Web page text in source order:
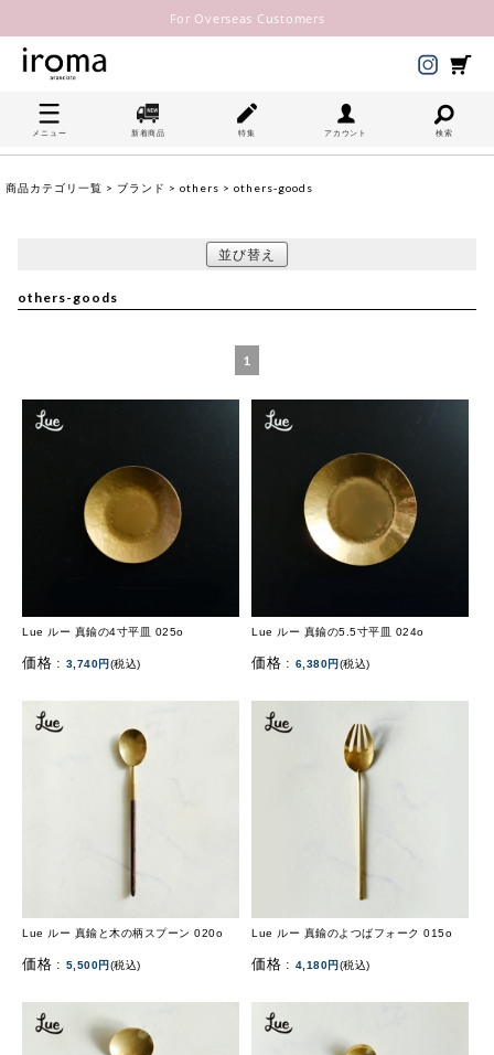
For Overseas Customers
メニュー 新着商品 特集 アカウント 検索
商品カテゴリ一覧 > ブランド > others > others-goods
並び替え
others-goods
1
Lue ルー 真鍮の4寸平皿 025o
価格 : 3,740円(税込)
Lue ルー 真鍮の5.5寸平皿 024o
価格 : 6,380円(税込)
Lue ルー 真鍮と木の柄スプーン 020o
価格 : 5,500円(税込)
Lue ルー 真鍮のよつばフォーク 015o
価格 : 4,180円(税込)